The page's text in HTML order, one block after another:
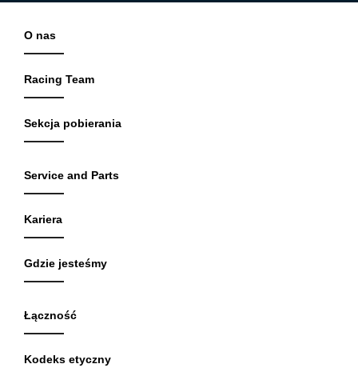
O nas
Racing Team
Sekcja pobierania
Service and Parts
Kariera
Gdzie jesteśmy
Łączność
Kodeks etyczny